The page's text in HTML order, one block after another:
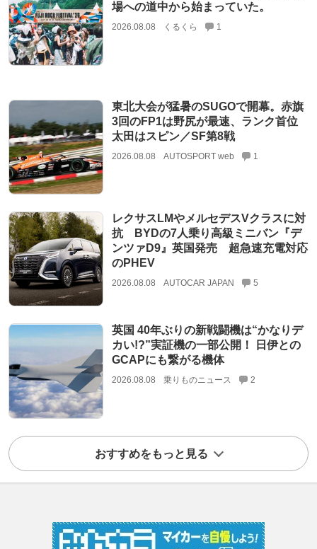
場への道中から始まっていた。
2026.08.08 くるくら 1
東北大会が猛暑のSUGOで開幕。赤旗
3回のFP1は野尻が最速、ランク首位
太田はスピン／SF第8戦
2026.08.08 AUTOSPORT web 1
レクサスLMやメルセデスVクラスに対
抗 BYDの7人乗り高級ミニバン『デ
ンツァD9』英国発売 超急速充電対応
のPHEV
2026.08.08 AUTOCAR JAPAN 5
英国 40年ぶりの新戦闘機は“かなりデ
カい!?”実証機の一部公開！ 日伊との
GCAPにも繋がる機体
2026.08.08 乗りものニュース 2
おすすめをもっと見る